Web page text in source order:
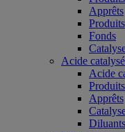
Apprêts
Fonds
Acide
Acide
Apprêts
Diluants